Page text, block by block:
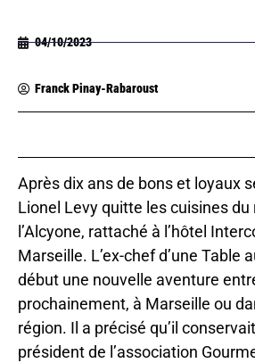
04/10/2023
Franck Pinay-Rabaroust
Après dix ans de bons et loyaux
Lionel Levy quitte les cuisines
l’Alcyone, rattaché à l’hôtel
Marseille. L’ex-chef d’une Table
début une nouvelle aventure
prochainement, à Marseille ou
région. Il a précisé qu’il
président de l’association